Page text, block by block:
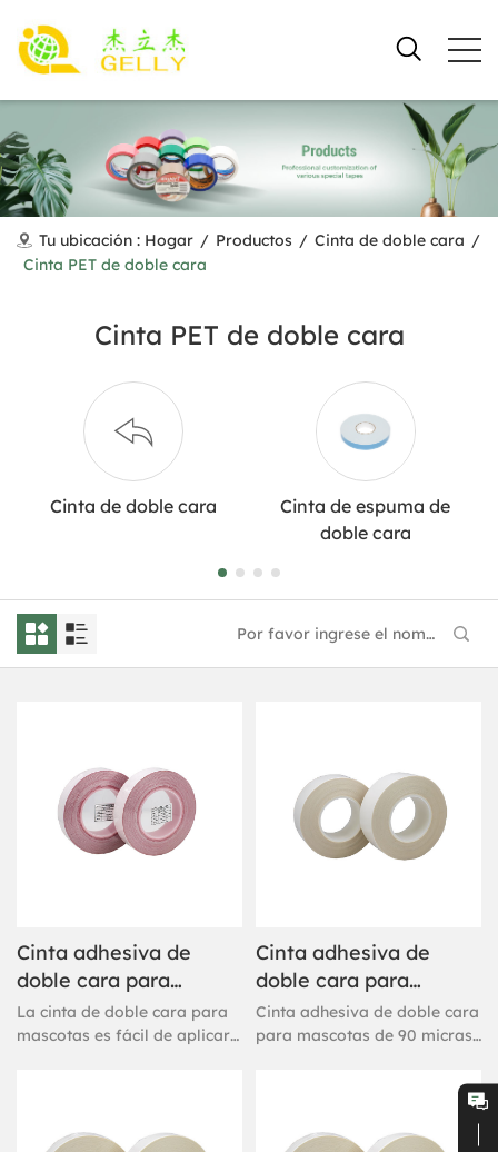
Tu ubicación : Hogar / Productos / Cinta de doble cara /
Cinta PET de doble cara
Cinta PET de doble cara
Cinta de doble cara
Cinta de espuma de
doble cara
Cinta adhesiva de
doble cara para
mascotas, color
rosa
La cinta de doble cara para
mascotas es fácil de aplicar
Cinta adhesiva de
doble cara para
mascotas (90
micras)
Cinta adhesiva de doble cara
para mascotas de 90 micras